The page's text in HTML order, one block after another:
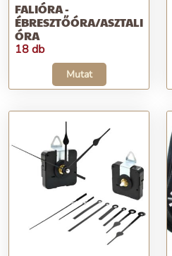
FALIÓRA -
ÉBRESZTŐÓRA/ASZTALI
ÓRA
18 db
Mutat